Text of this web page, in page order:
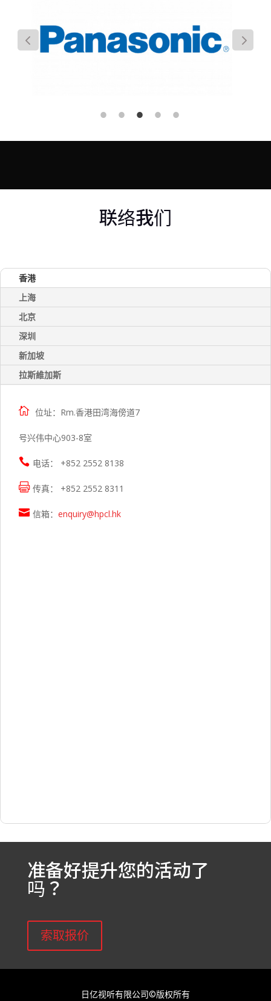
联络我们
香港
上海
北京
深圳
新加坡
拉斯維加斯
 位址：Rm.香港田湾海傍道7
号兴伟中心903-8室
 电话： +852 2552 8138
 传真： +852 2552 8311
 信箱： enquiry@hpcl.hk
准备好提升您的活动了
吗？
索取报价
日亿视听有限公司©版权所有